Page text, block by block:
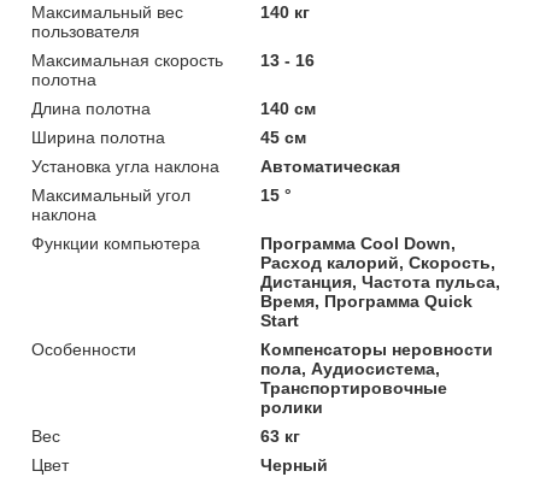
Максимальный вес
пользователя
140 кг
Максимальная скорость
полотна
13 - 16
Длина полотна
140 см
Ширина полотна
45 см
Установка угла наклона
Автоматическая
Максимальный угол
наклона
15 °
Функции компьютера
Программа Cool Down,
Расход калорий, Скорость,
Дистанция, Частота пульса,
Время, Программа Quick
Start
Особенности
Компенсаторы неровности
пола, Аудиосистема,
Транспортировочные
ролики
Вес
63 кг
Цвет
Черный